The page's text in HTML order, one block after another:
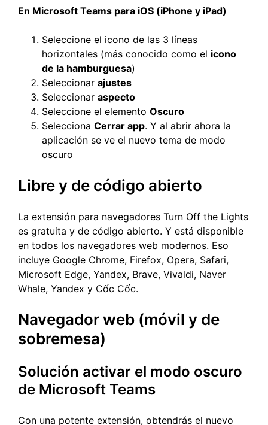
En Microsoft Teams para iOS (iPhone y iPad)
Seleccione el icono de las 3 líneas
horizontales (más conocido como el icono
de la hamburguesa)
Seleccionar ajustes
Seleccionar aspecto
Seleccione el elemento Oscuro
Selecciona Cerrar app. Y al abrir ahora la
aplicación se ve el nuevo tema de modo
oscuro
Libre y de código abierto
La extensión para navegadores Turn Off the Lights
es gratuita y de código abierto. Y está disponible
en todos los navegadores web modernos. Eso
incluye Google Chrome, Firefox, Opera, Safari,
Microsoft Edge, Yandex, Brave, Vivaldi, Naver
Whale, Yandex y Cốc Cốc.
Navegador web (móvil y de
sobremesa)
Solución activar el modo oscuro
de Microsoft Teams
Con una potente extensión, obtendrás el nuevo